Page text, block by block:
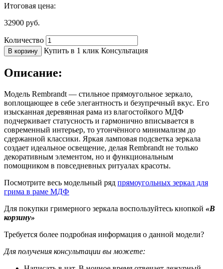
Итоговая цена:
32900 руб.
Количество
В корзину Купить в 1 клик Консультация
Описание:
Модель Rembrandt — стильное прямоугольное зеркало,
воплощающее в себе элегантность и безупречный вкус. Его
изысканная деревянная рама из влагостойкого МДФ
подчеркивает статусность и гармонично вписывается в
современный интерьер, то утончённого минимализм до
сдержанной классики. Яркая ламповая подсветка зеркала
создает идеальное освещение, делая Rembrandt не только
декоративным элементом, но и функциональным
помощником в повседневных ритуалах красоты.
Посмотрите весь модельный ряд прямоугольных зеркал для
грима в раме МДФ
Для покупки гримерного зеркала воспользуйтесь кнопкой «В
корзину»
Требуется более подробная информация о данной модели?
Для получения консультации вы можете: